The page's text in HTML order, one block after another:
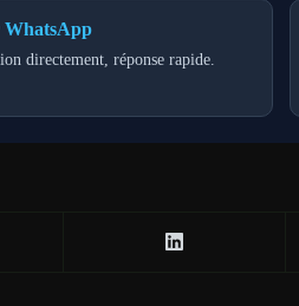
WhatsApp
directement, réponse rapide.